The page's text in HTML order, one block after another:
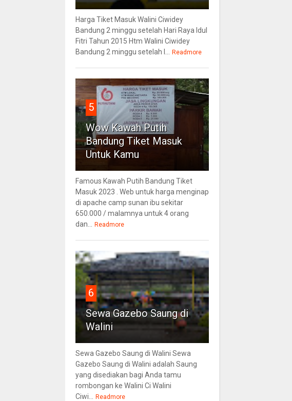
Harga Tiket Masuk Walini Ciwidey
Bandung 2 minggu setelah Hari Raya Idul
Fitri Tahun 2015 Htm Walini Ciwidey
Bandung 2 minggu setelah l... Readmore
5
Wow Kawah Putih
Bandung Tiket Masuk
Untuk Kamu
Famous Kawah Putih Bandung Tiket
Masuk 2023 . Web untuk harga menginap
di apache camp sunan ibu sekitar
650.000 / malamnya untuk 4 orang
dan... Readmore
6
Sewa Gazebo Saung di
Walini
Sewa Gazebo Saung di Walini Sewa
Gazebo Saung di Walini adalah Saung
yang disediakan bagi Anda tamu
rombongan ke Walini Ci Walini
Ciwi... Readmore